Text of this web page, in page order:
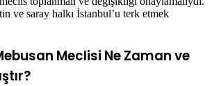
ve saray halkı İstanbul’u terk etmek
Meclisi Ne Zaman ve